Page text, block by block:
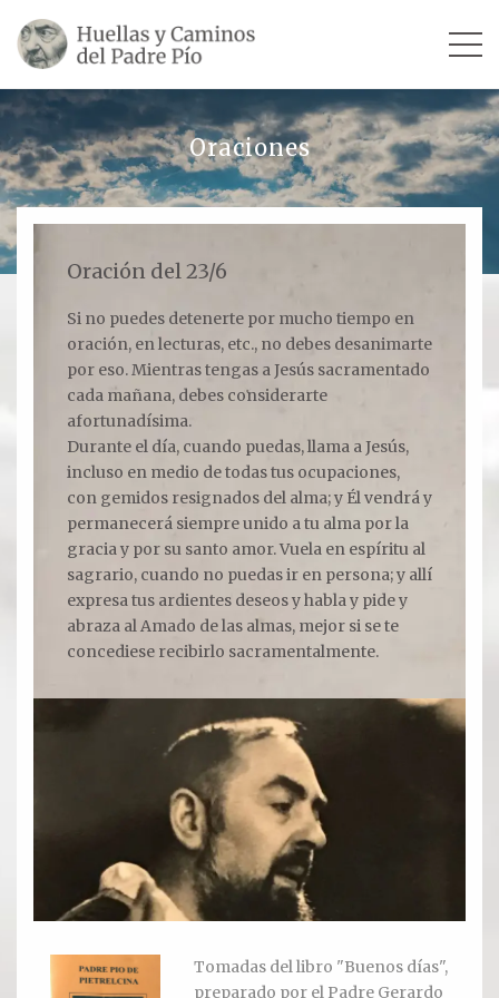
SU VIDA
Escultores
Revista «La Voz del Padre Pío»
Contar mi testimonio
LUGARES
Ver todos
Compartir un lugar
EL MILAGRO
Relación con Flia. Damiani
Galería y testimonios
Reliquias
ORACIONES
Oraciones
Oraciones
Oración del 23/6
Si no puedes detenerte por mucho tiempo en
oración, en lecturas, etc., no debes desanimarte
por eso. Mientras tengas a Jesús sacramentado
cada mañana, debes considerarte
afortunadísima.
Durante el día, cuando puedas, llama a Jesús,
incluso en medio de todas tus ocupaciones,
con gemidos resignados del alma; y Él vendrá y
permanecerá siempre unido a tu alma por la
gracia y por su santo amor. Vuela en espíritu al
sagrario, cuando no puedas ir en persona; y allí
expresa tus ardientes deseos y habla y pide y
abraza al Amado de las almas, mejor si se te
concediese recibirlo sacramentalmente.
Tomadas del libro "Buenos días",
preparado por el Padre Gerardo